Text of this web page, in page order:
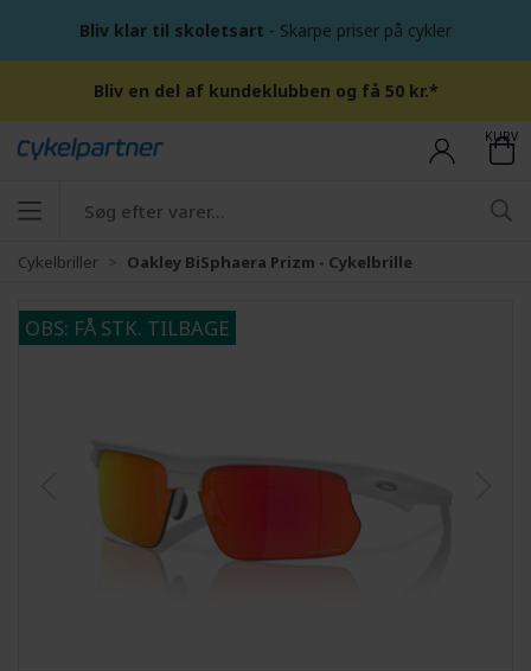
Bliv klar til skoletsart - Skarpe priser på cykler
Bliv en del af kundeklubben og få 50 kr.*
KURV
Cykelbriller Oakley BiSphaera Prizm - Cykelbrille
OBS: FÅ STK. TILBAGE